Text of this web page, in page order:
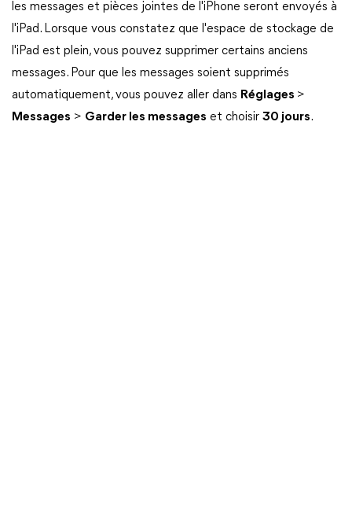
les messages et pièces jointes de l'iPhone seront envoyés à
l'iPad. Lorsque vous constatez que l'espace de stockage de
l'iPad est plein, vous pouvez supprimer certains anciens
messages. Pour que les messages soient supprimés
automatiquement, vous pouvez aller dans Réglages >
Messages > Garder les messages et choisir 30 jours.